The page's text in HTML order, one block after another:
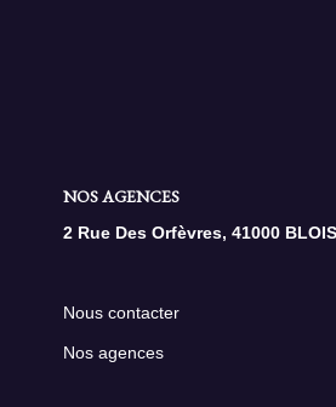
NOS AGENCES
2 Rue Des Orfèvres, 41000 BLOIS
Nous contacter
Nos agences